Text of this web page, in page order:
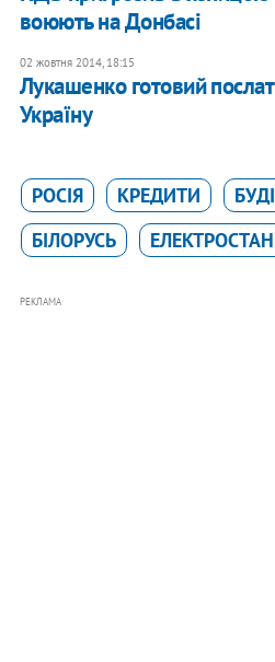
воюють на Донбасі
02 жовтня 2014, 18:15
Лукашенко готовий
Україну
РОСІЯ КРЕДИТИ
БІЛОРУСЬ
РЕКЛАМА